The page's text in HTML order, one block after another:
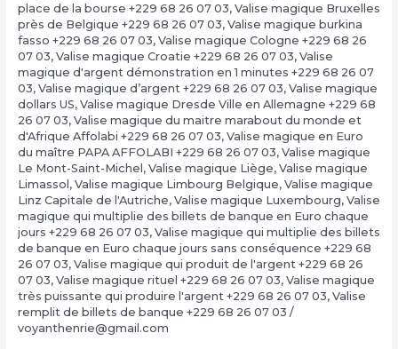
place de la bourse +229 68 26 07 03, Valise magique Bruxelles
près de Belgique +229 68 26 07 03, Valise magique burkina
fasso +229 68 26 07 03, Valise magique Cologne +229 68 26
07 03, Valise magique Croatie +229 68 26 07 03, Valise
magique d'argent démonstration en 1 minutes +229 68 26 07
03, Valise magique d’argent +229 68 26 07 03, Valise magique
dollars US, Valise magique Dresde Ville en Allemagne +229 68
26 07 03, Valise magique du maitre marabout du monde et
d'Afrique Affolabi +229 68 26 07 03, Valise magique en Euro
du maître PAPA AFFOLABI +229 68 26 07 03, Valise magique
Le Mont-Saint-Michel, Valise magique Liège, Valise magique
Limassol, Valise magique Limbourg Belgique, Valise magique
Linz Capitale de l'Autriche, Valise magique Luxembourg, Valise
magique qui multiplie des billets de banque en Euro chaque
jours +229 68 26 07 03, Valise magique qui multiplie des billets
de banque en Euro chaque jours sans conséquence +229 68
26 07 03, Valise magique qui produit de l'argent +229 68 26
07 03, Valise magique rituel +229 68 26 07 03, Valise magique
très puissante qui produire l'argent +229 68 26 07 03, Valise
remplit de billets de banque +229 68 26 07 03 /
voyanthenrie@gmail.com